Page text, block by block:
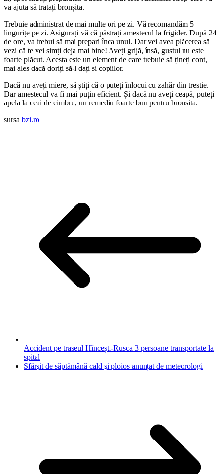
va ajuta să tratați bronșita.
Trebuie administrat de mai multe ori pe zi. Vă recomandăm 5
lingurițe pe zi. Asigurați-vă că păstrați amestecul la frigider. După 24
de ore, va trebui să mai prepari înca unul. Dar vei avea plăcerea să
vezi că te vei simți deja mai bine! Aveți grijă, însă, gustul nu este
foarte plăcut. Acesta este un element de care trebuie să țineți cont,
mai ales dacă doriți să-l dați si copiilor.
Dacă nu aveți miere, să știți că o puteți înlocui cu zahăr din trestie.
Dar amestecul va fi mai puțin eficient. Și dacă nu aveți ceapă, puteți
apela la ceai de cimbru, un remediu foarte bun pentru bronsita.
sursa bzi.ro
Accident pe traseul Hîncești-Rusca 3 persoane transportate la
spital
Sfârşit de săptămână cald şi ploios anunțat de meteorologi